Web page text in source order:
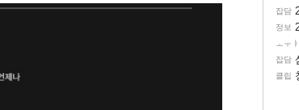
잡담
정보
ㅗㅜㅑ
잡담
클립